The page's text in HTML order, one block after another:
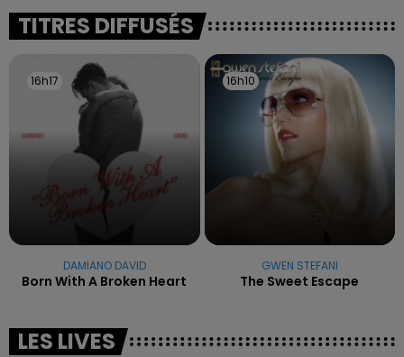
excuses.
TITRES DIFFUSÉS
16h17
16h17
DAMIANO DAVID
Born With A Broken Heart
16h10
16h10
GWEN STEFANI
The Sweet Escape
LES LIVES